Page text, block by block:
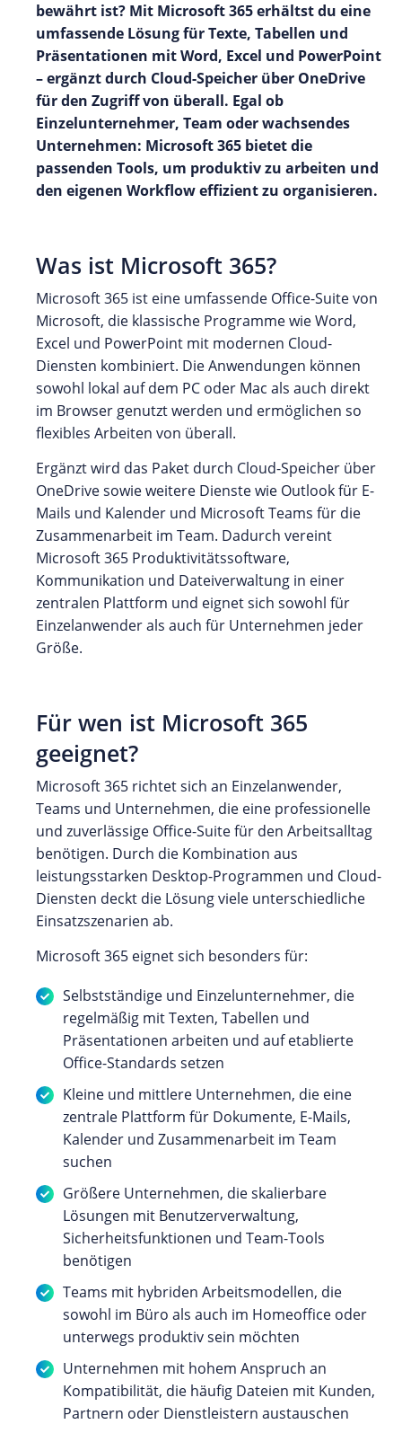
bewährt ist? Mit Microsoft 365 erhältst du eine
umfassende Lösung für Texte, Tabellen und
Präsentationen mit Word, Excel und PowerPoint
– ergänzt durch Cloud-Speicher über OneDrive
für den Zugriff von überall. Egal ob
Einzelunternehmer, Team oder wachsendes
Unternehmen: Microsoft 365 bietet die
passenden Tools, um produktiv zu arbeiten und
den eigenen Workflow effizient zu organisieren.
Was ist Microsoft 365?
Microsoft 365 ist eine umfassende Office-Suite von
Microsoft, die klassische Programme wie Word,
Excel und PowerPoint mit modernen Cloud-
Diensten kombiniert. Die Anwendungen können
sowohl lokal auf dem PC oder Mac als auch direkt
im Browser genutzt werden und ermöglichen so
flexibles Arbeiten von überall.
Ergänzt wird das Paket durch Cloud-Speicher über
OneDrive sowie weitere Dienste wie Outlook für E-
Mails und Kalender und Microsoft Teams für die
Zusammenarbeit im Team. Dadurch vereint
Microsoft 365 Produktivitätssoftware,
Kommunikation und Dateiverwaltung in einer
zentralen Plattform und eignet sich sowohl für
Einzelanwender als auch für Unternehmen jeder
Größe.
Für wen ist Microsoft 365
geeignet?
Microsoft 365 richtet sich an Einzelanwender,
Teams und Unternehmen, die eine professionelle
und zuverlässige Office-Suite für den Arbeitsalltag
benötigen. Durch die Kombination aus
leistungsstarken Desktop-Programmen und Cloud-
Diensten deckt die Lösung viele unterschiedliche
Einsatzszenarien ab.
Microsoft 365 eignet sich besonders für:
Selbstständige und Einzelunternehmer, die
regelmäßig mit Texten, Tabellen und
Präsentationen arbeiten und auf etablierte
Office-Standards setzen
Kleine und mittlere Unternehmen, die eine
zentrale Plattform für Dokumente, E-Mails,
Kalender und Zusammenarbeit im Team
suchen
Größere Unternehmen, die skalierbare
Lösungen mit Benutzerverwaltung,
Sicherheitsfunktionen und Team-Tools
benötigen
Teams mit hybriden Arbeitsmodellen, die
sowohl im Büro als auch im Homeoffice oder
unterwegs produktiv sein möchten
Unternehmen mit hohem Anspruch an
Kompatibilität, die häufig Dateien mit Kunden,
Partnern oder Dienstleistern austauschen